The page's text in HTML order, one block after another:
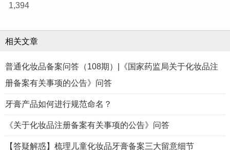
1,394
相关文章
普通化妆品备案问答（108期）|《国家药监局关于化妆品注
册备案有关事项的公告》问答
牙膏产品如何进行规范命名？
《关于化妆品注册备案有关事项的公告》问答
【答疑解惑】梳理儿童化妆品牙膏备案三大留意细节